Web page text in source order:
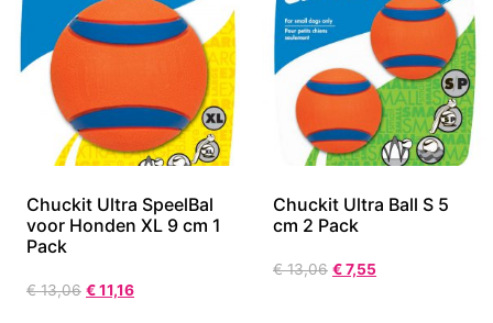
Chuckit Ultra SpeelBal
voor Honden XL 9 cm 1
Pack
€13,06 €11,16
Chuckit Ultra Ball S 5
cm 2 Pack
€13,06 €7,55